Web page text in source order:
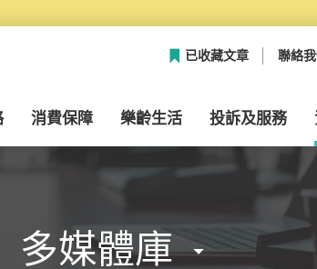
已收藏文章 聯絡
消費保障 樂齡生活 投訴及服務
多媒體庫